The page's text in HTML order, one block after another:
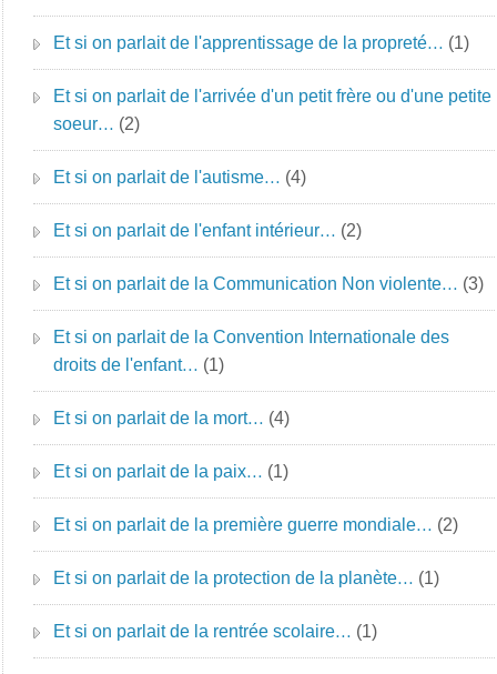
Et si on parlait de l'apprentissage de la propreté… (1)
Et si on parlait de l'arrivée d'un petit frère ou d'une petite
soeur… (2)
Et si on parlait de l'autisme… (4)
Et si on parlait de l'enfant intérieur… (2)
Et si on parlait de la Communication Non violente… (3)
Et si on parlait de la Convention Internationale des
droits de l'enfant… (1)
Et si on parlait de la mort… (4)
Et si on parlait de la paix… (1)
Et si on parlait de la première guerre mondiale… (2)
Et si on parlait de la protection de la planète… (1)
Et si on parlait de la rentrée scolaire… (1)